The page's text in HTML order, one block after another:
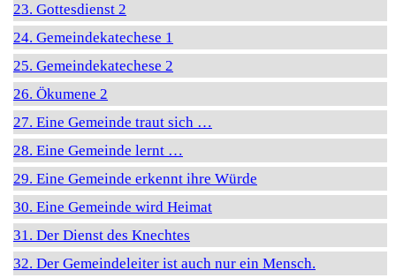
23. Gottesdienst 2
24. Gemeindekatechese 1
25. Gemeindekatechese 2
26. Ökumene 2
27. Eine Gemeinde traut sich …
28. Eine Gemeinde lernt …
29. Eine Gemeinde erkennt ihre Würde
30. Eine Gemeinde wird Heimat
31. Der Dienst des Knechtes
32. Der Gemeindeleiter ist auch nur ein Mensch.